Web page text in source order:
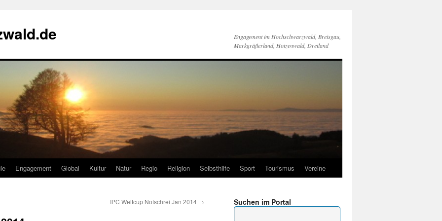
Engagement im Hochschwarzwald, Breisgau,
Markgräflerland, Hotzenwald, Dreiland
Engagement Global Kultur Natur Regio Religion Selbsthilfe Sport Tourismus Vereine
IPC Weltcup Notschrei Jan 2014 → Suchen im Portal